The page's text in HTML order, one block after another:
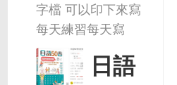
字檔 可以印下來寫
每天練習每天寫
日語